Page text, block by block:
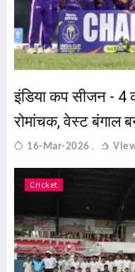
इंडिया कप सीजन - 4
रोमांचक, वेस्ट बंगाल
16-Mar-2026
Cricket